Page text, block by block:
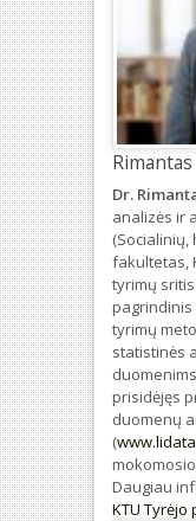
Dr.
analizės ir
fakultetas,
tyrimų
pagrindinis
tyrimų
statistinės
prisidėjęs
duomenų
(
Daugiau
KTU Tyrėjo